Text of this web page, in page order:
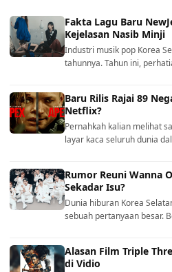
Fakta Lagu Baru
Kejelasan Nasib Minji
Industri musik pop Korea
tahunnya. Tahun ini,
Baru Rilis Rajai 89
Netflix?
Pernahkah kalian melihat
layar kaca seluruh dunia
Rumor Reuni Wanna
Sekadar Isu?
Dunia hiburan Korea
sebuah pertanyaan besar.
Alasan Film Triple
di Vidio